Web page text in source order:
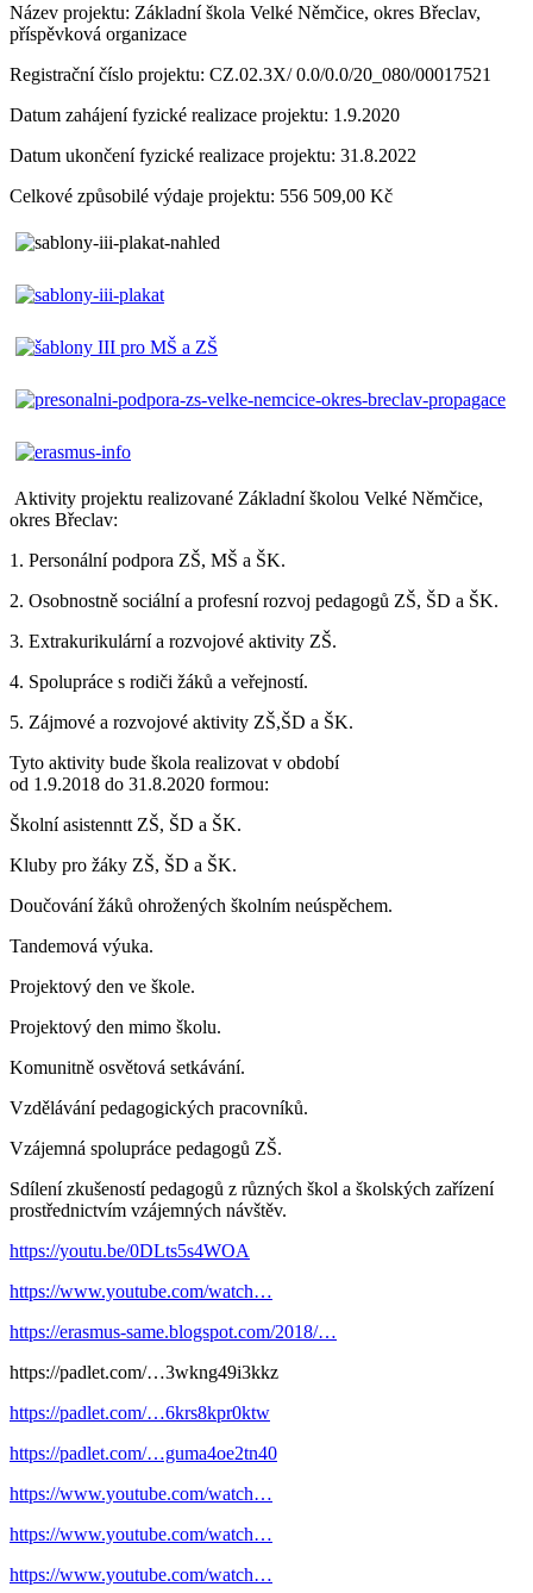
Název projektu: Základní škola Velké Němčice, okres Břeclav,
příspěvková organizace
Registrační číslo projektu: CZ.02.3X/ 0.0/0.0/20_080/00017521
Datum zahájení fyzické realizace projektu: 1.9.2020
Datum ukončení fyzické realizace projektu: 31.8.2022
Celkové způsobilé výdaje projektu: 556 509,00 Kč
Aktivity projektu realizované Základní školou Velké Němčice,
okres Břeclav:
1. Personální podpora ZŠ, MŠ a ŠK.
2. Osobnostně sociální a profesní rozvoj pedagogů ZŠ, ŠD a ŠK.
3. Extrakurikulární a rozvojové aktivity ZŠ.
4. Spolupráce s rodiči žáků a veřejností.
5. Zájmové a rozvojové aktivity ZŠ,ŠD a ŠK.
Tyto aktivity bude škola realizovat v období
od 1.9.2018 do 31.8.2020 formou:
Školní asistenntt ZŠ, ŠD a ŠK.
Kluby pro žáky ZŠ, ŠD a ŠK.
Doučování žáků ohrožených školním neúspěchem.
Tandemová výuka.
Projektový den ve škole.
Projektový den mimo školu.
Komunitně osvětová setkávání.
Vzdělávání pedagogických pracovníků.
Vzájemná spolupráce pedagogů ZŠ.
Sdílení zkušeností pedagogů z různých škol a školských zařízení
prostřednictvím vzájemných návštěv.
https://youtu.be/0DLts5s4WOA
https://www.youtube.com/watch…
https://erasmus-same.blogspot.com/2018/…
https://padlet.com/…3wkng49i3kkz
https://padlet.com/…6krs8kpr0ktw
https://padlet.com/…guma4oe2tn40
https://www.youtube.com/watch…
https://www.youtube.com/watch…
https://www.youtube.com/watch…